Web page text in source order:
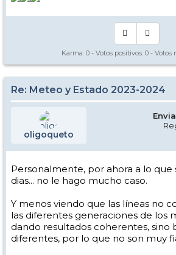
Karma: 0 - Votos positivos: 0 - Votos
Re: Meteo y Estado 2023-2024
oligoqueto
Personalmente, por ahora a lo que
dias... no le hago mucho caso.
Y menos viendo que las líneas no
las diferentes generaciones de los
dando resultados coherentes, sino
diferentes, por lo que no son muy